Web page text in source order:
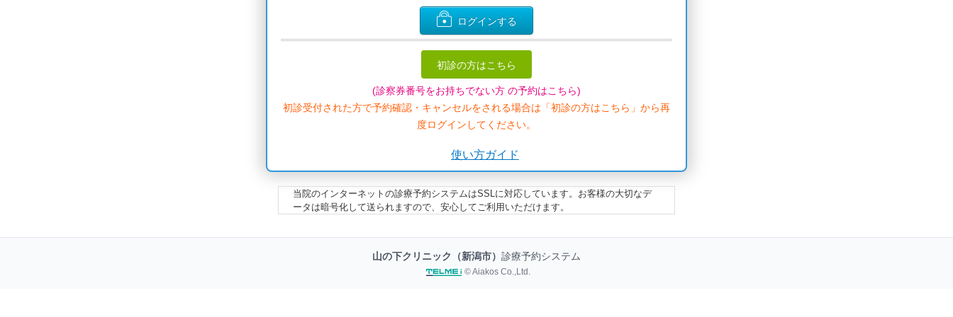
ログインする
初診の方はこちら
(診察券番号をお持ちでない方 の予約はこちら)
初診受付された方で予約確認・キャンセルをされる場合は「初診の方はこちら」から再
度ログインしてください。
使い方ガイド
当院のインターネットの診療予約システムはSSLに対応しています。お客様の大切なデ
ータは暗号化して送られますので、安心してご利用いただけます。
山の下クリニック（新潟市） 診療予約システム
© Aiakos Co.,Ltd.